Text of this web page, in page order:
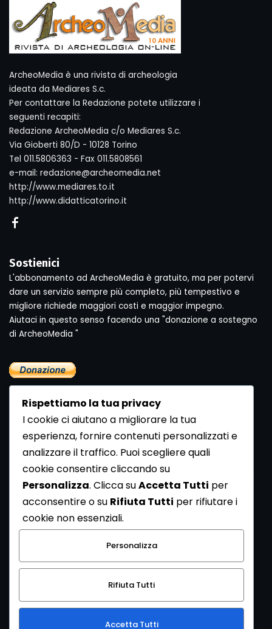
ArcheoMedia è una rivista di archeologia
ideata da Mediares S.c.
Per contattare la Redazione potete utilizzare i
seguenti recapiti:
Redazione ArcheoMedia c/o Mediares S.c.
Via Gioberti 80/D - 10128 Torino
Tel 011.5806363 - Fax 011.5808561
e-mail: redazione@archeomedia.net
http://www.mediares.to.it
http://www.didatticatorino.it
Sostienici
L'abbonamento ad ArcheoMedia è gratuito, ma per potervi
dare un servizio sempre più completo, più tempestivo e
migliore richiede maggiori costi e maggior impegno.
Aiutaci in questo senso facendo una "donazione a sostegno
di ArcheoMedia "
Newsletter
Se vuoi ricevere la Rivista gratuita di archeologia realizzata
dalla Redazione di ArcheoMedia iscriviti alla nostra
Newsletter [Clicca Qui]
Con l'invio del messaggio l'utente dichiara di aver letto
l’informativa sulla privacy e di acconsentire al trattamento
dei propri dati personali.
Rispettiamo la tua privacy
I cookie ci aiutano a migliorare la tua
esperienza, fornire contenuti personalizzati e
analizzare il traffico. Puoi scegliere quali
cookie consentire cliccando su
Personalizza. Clicca suAccetta Tutti per
acconsentire o su Rifiuta Tutti per rifiutare i
cookie non essenziali.
Personalizza
Rifiuta Tutti
Accetta Tutti